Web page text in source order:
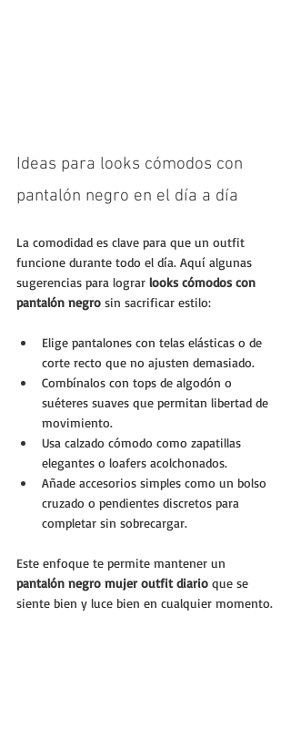
Ideas para looks cómodos con
pantalón negro en el día a día
La comodidad es clave para que un outfit
funcione durante todo el día. Aquí algunas
sugerencias para lograr looks cómodos con
pantalón negro sin sacrificar estilo:
Elige pantalones con telas elásticas o de
corte recto que no ajusten demasiado.
Combínalos con tops de algodón o
suéteres suaves que permitan libertad de
movimiento.
Usa calzado cómodo como zapatillas
elegantes o loafers acolchonados.
Añade accesorios simples como un bolso
cruzado o pendientes discretos para
completar sin sobrecargar.
Este enfoque te permite mantener un
pantalón negro mujer outfit diario que se
siente bien y luce bien en cualquier momento.